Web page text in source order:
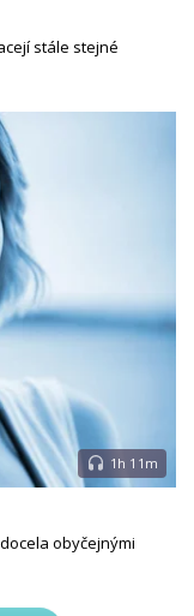
stále stejné
1h 11m
obyčejnými